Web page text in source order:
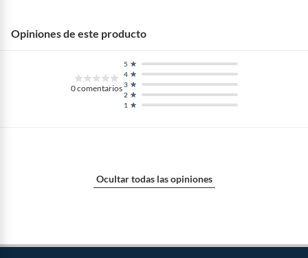
Opiniones de este producto
0comentarios
1
2
3
4
5
Ocultar todas las opiniones